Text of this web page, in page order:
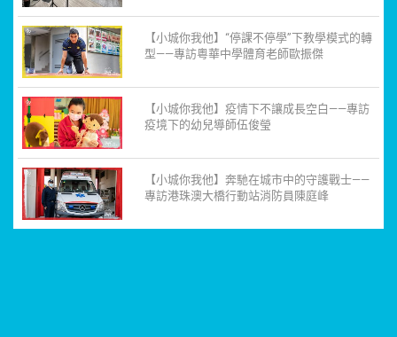
【小城你我他】“停課不停學”下教學模式的轉
型——專訪粵華中學體育老師歐振傑
【小城你我他】疫情下不讓成長空白——專訪
疫境下的幼兒導師伍俊瑩
【小城你我他】奔馳在城市中的守護戰士——
專訪港珠澳大橋行動站消防員陳庭峰